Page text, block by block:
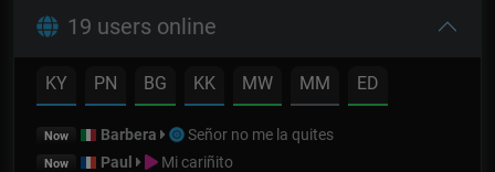
19 users online
KY PN BG KK MW MM ED
Now Barbera Señor no me la quites
Now Paul Mi cariñito